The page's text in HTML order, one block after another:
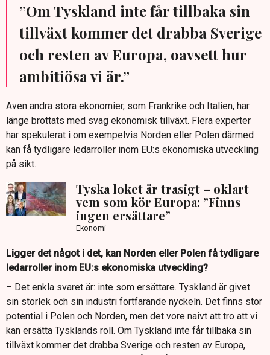
”Om Tyskland inte får tillbaka sin
tillväxt kommer det drabba Sverige
och resten av Europa, oavsett hur
ambitiösa vi är.”
Även andra stora ekonomier, som Frankrike och Italien, har
länge brottats med svag ekonomisk tillväxt. Flera experter
har spekulerat i om exempelvis Norden eller Polen därmed
kan få tydligare ledarroller inom EU:s ekonomiska utveckling
på sikt.
Tyska loket är trasigt – oklart
vem som kör Europa: ”Finns
ingen ersättare”
Ekonomi
Ligger det något i det, kan Norden eller Polen få tydligare
ledarroller inom EU:s ekonomiska utveckling?
– Det enkla svaret är: inte som ersättare. Tyskland är givet
sin storlek och sin industri fortfarande nyckeln. Det finns stor
potential i Polen och Norden, men det vore naivt att tro att vi
kan ersätta Tysklands roll. Om Tyskland inte får tillbaka sin
tillväxt kommer det drabba Sverige och resten av Europa,